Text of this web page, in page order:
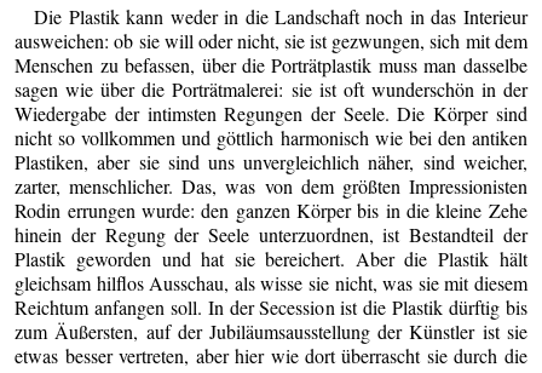
Die Plastik kann weder in die Landschaft noch in das Interieur
ausweichen: ob sie will oder nicht, sie ist gezwungen, sich mit dem
Menschen zu befassen, über die Porträtplastik muss man dasselbe
sagen wie über die Porträtmalerei: sie ist oft wunderschön in der
Wiedergabe der intimsten Regungen der Seele. Die Körper sind
nicht so vollkommen und göttlich harmonisch wie bei den antiken
Plastiken, aber sie sind uns unvergleichlich näher, sind weicher,
zarter, menschlicher. Das, was von dem größten Impressionisten
Rodin errungen wurde: den ganzen Körper bis in die kleine Zehe
hinein der Regung der Seele unterzuordnen, ist Bestandteil der
Plastik geworden und hat sie bereichert. Aber die Plastik hält
gleichsam hilflos Ausschau, als wisse sie nicht, was sie mit diesem
Reichtum anfangen soll. In der Secession ist die Plastik dürftig bis
zum Äußersten, auf der Jubiläumsausstellung der Künstler ist sie
etwas besser vertreten, aber hier wie dort überrascht sie durch die